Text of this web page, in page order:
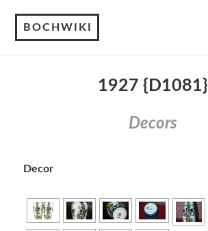
BOCHWIKI
1927 {D1081}
Decors
Decor